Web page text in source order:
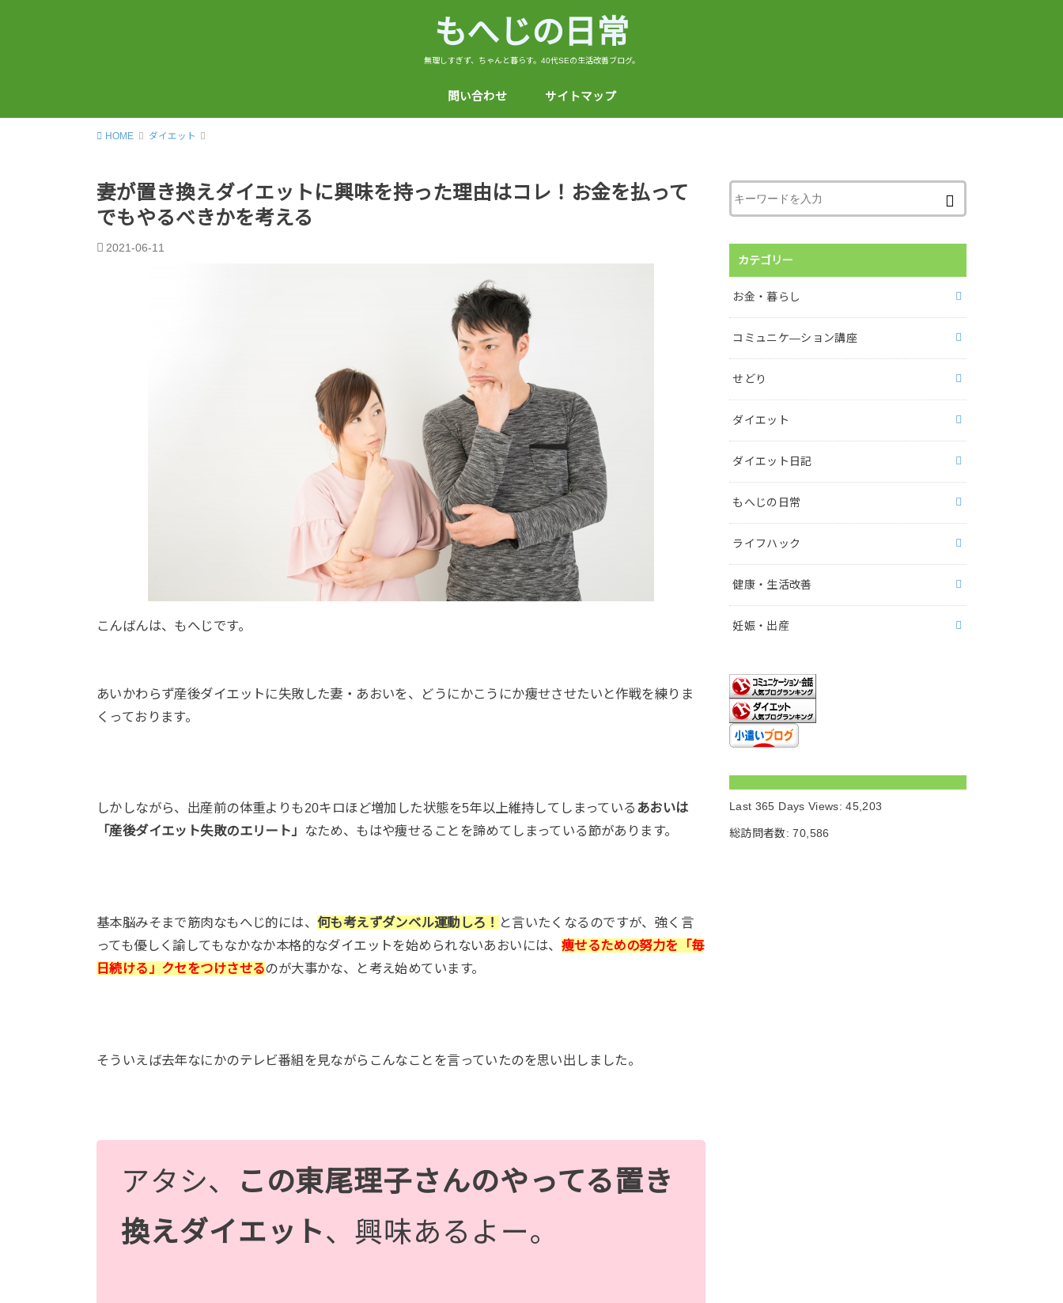
もへじの日常
無理しすぎず、ちゃんと暮らす。40代SEの生活改善ブログ。
問い合わせ サイトマップ
HOME ダイエット
妻が置き換えダイエットに興味を持った理由はコレ！お金を払って
でもやるべきかを考える
2021-06-11
こんばんは、もへじです。
あいかわらず産後ダイエットに失敗した妻・あおいを、どうにかこうにか痩せさせたいと作戦を練りま
くっております。
しかしながら、出産前の体重よりも20キロほど増加した状態を5年以上維持してしまっている あおいは
「産後ダイエット失敗のエリート」
なため、もはや痩せることを諦めてしまっている節があります。
基本脳みそまで筋肉なもへじ的には、何も考えずダンベル運動しろ！ と言いたくなるのですが、強く言
っても優しく諭してもなかなか本格的なダイエットを始められないあおいには、 痩せるための努力を「毎
日続ける」クセをつけさせるのが大事かな、と考え始めています。
そういえば去年なにかのテレビ番組を見ながらこんなことを言っていたのを思い出しました。
アタシ、
この東尾理子さんのやってる置き
換えダイエット、興味あるよー。
カテゴリー
お金・暮らし
コミュニケ―ション講座
せどり
ダイエット
ダイエット日記
もへじの日常
ライフハック
健康・生活改善
妊娠・出産
Last 365 Days Views:45,203
総訪問者数:70,586